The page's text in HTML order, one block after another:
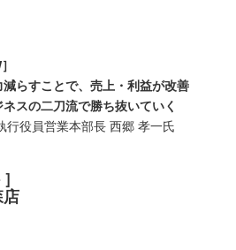
らすことで、売上・利益が改善
スの二刀流で勝ち抜いていく
行役員営業本部長 西郷 孝一氏
店